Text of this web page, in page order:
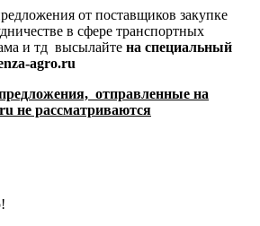
от поставщиков закупке
в сфере транспортных
и тд высылайте на специальный
agro.ru
отправленные на
не рассматриваются